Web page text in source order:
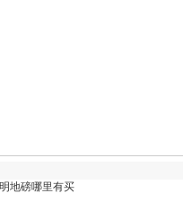
地磅哪里有买